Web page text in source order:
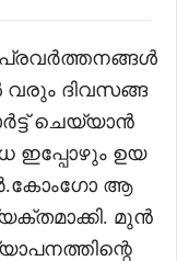
ദിവസങ്ങ
ചെയ്യാൻ
ഇപ്പോഴും ഉയ
ആ
മുൻ